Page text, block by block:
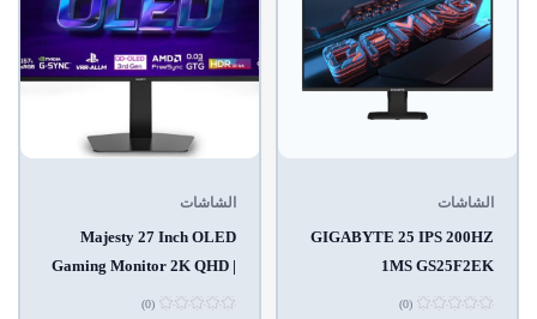
الشاشات
GIGABYTE 25 IPS 200HZ
1MS GS25F2EK
(0)
الشاشات
Majesty 27 Inch OLED
Gaming Monitor 2K QHD |
QD-OLED | 280Hz | 0.03ms
(0)